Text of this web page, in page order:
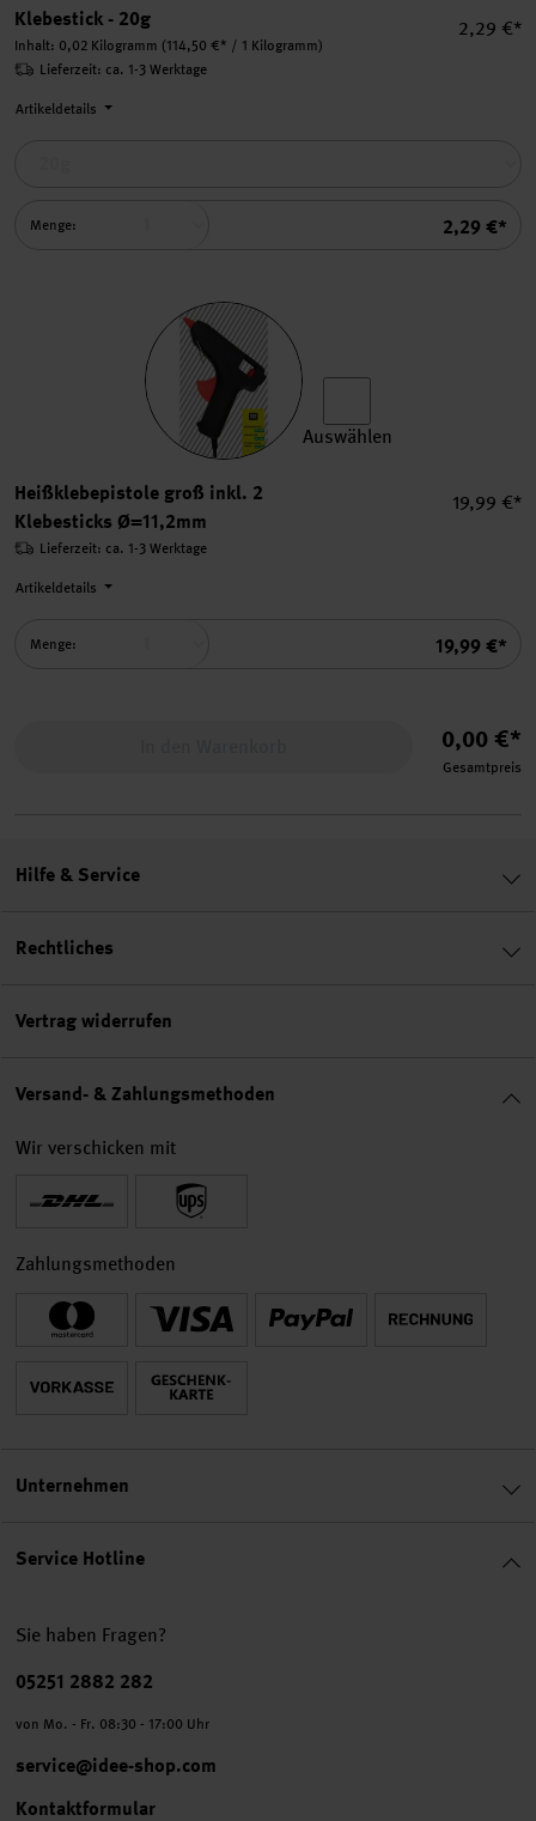
Klebestick - 20g
Inhalt: 0,02 Kilogramm (114,50 €* / 1 Kilogramm)
2,29 €*
Summe
2,29 €*
Lieferzeit: ca. 1-3 Werktage
Artikeldetails
Menge:
Auswählen
Heißklebepistole groß inkl. 2
Klebesticks Ø=11,2mm
19,99 €*
Summe
19,99 €*
Lieferzeit: ca. 1-3 Werktage
Artikeldetails
Menge:
0,00 €*
Gesamtpreis
Service Hotline
Sie haben Fragen?
Telefonnummer
05251 2882 282
von Mo. - Fr. 08:30 - 17:00 Uhr
service@idee-shop.com
Kontaktformular
Hilfe & Service
Rechtliches
Vertrag widerrufen
Versand- & Zahlungsmethoden
Wir verschicken mit
Zahlungsmethoden
Unternehmen